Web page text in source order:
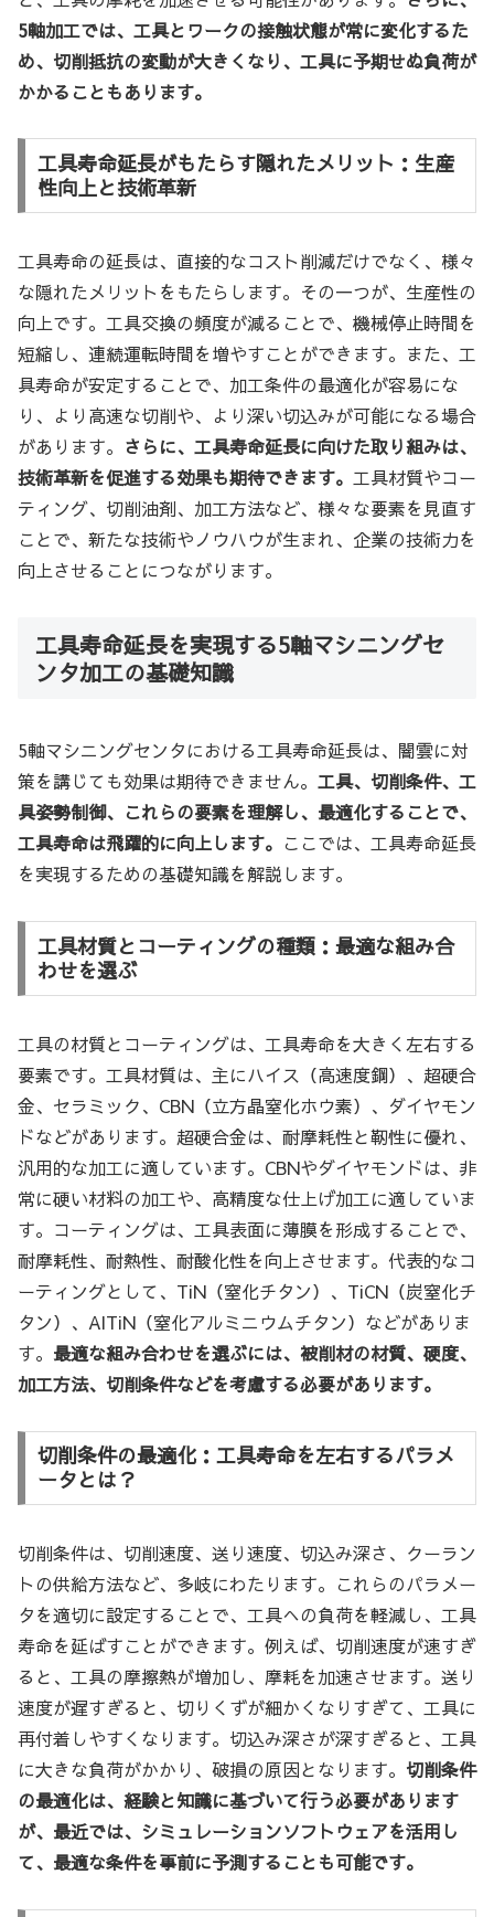
5軸加工では、工具とワークの接触状態が常に変化するた
め、切削抵抗の変動が大きくなり、工具に予期せぬ負荷が
かかることもあります。
工具寿命延長がもたらす隠れたメリット：生産
性向上と技術革新
工具寿命の延長は、直接的なコスト削減だけでなく、様々
な隠れたメリットをもたらします。その一つが、生産性の
向上です。工具交換の頻度が減ることで、機械停止時間を
短縮し、連続運転時間を増やすことができます。また、工
具寿命が安定することで、加工条件の最適化が容易にな
り、より高速な切削や、より深い切込みが可能になる場合
があります。 さらに、工具寿命延長に向けた取り組みは、
技術革新を促進する効果も期待できます。 工具材質やコー
ティング、切削油剤、加工方法など、様々な要素を見直す
ことで、新たな技術やノウハウが生まれ、企業の技術力を
向上させることにつながります。
工具寿命延長を実現する5軸マシニングセ
ンタ加工の基礎知識
5軸マシニングセンタにおける工具寿命延長は、闇雲に対
策を講じても効果は期待できません。 工具、切削条件、工
具姿勢制御、これらの要素を理解し、最適化することで、
工具寿命は飛躍的に向上します。 ここでは、工具寿命延長
を実現するための基礎知識を解説します。
工具材質とコーティングの種類：最適な組み合
わせを選ぶ
工具の材質とコーティングは、工具寿命を大きく左右する
要素です。工具材質は、主にハイス（高速度鋼）、超硬合
金、セラミック、CBN（立方晶窒化ホウ素）、ダイヤモン
ドなどがあります。超硬合金は、耐摩耗性と靭性に優れ、
汎用的な加工に適しています。CBNやダイヤモンドは、非
常に硬い材料の加工や、高精度な仕上げ加工に適していま
す。コーティングは、工具表面に薄膜を形成することで、
耐摩耗性、耐熱性、耐酸化性を向上させます。代表的なコ
ーティングとして、TiN（窒化チタン）、TiCN（炭窒化チ
タン）、AlTiN（窒化アルミニウムチタン）などがありま
す。 最適な組み合わせを選ぶには、被削材の材質、硬度、
加工方法、切削条件などを考慮する必要があります。
切削条件の最適化：工具寿命を左右するパラメ
ータとは？
切削条件は、切削速度、送り速度、切込み深さ、クーラン
トの供給方法など、多岐にわたります。これらのパラメー
タを適切に設定することで、工具への負荷を軽減し、工具
寿命を延ばすことができます。例えば、切削速度が速すぎ
ると、工具の摩擦熱が増加し、摩耗を加速させます。送り
速度が遅すぎると、切りくずが細かくなりすぎて、工具に
再付着しやすくなります。切込み深さが深すぎると、工具
に大きな負荷がかかり、破損の原因となります。 切削条件
の最適化は、経験と知識に基づいて行う必要があります
が、最近では、シミュレーションソフトウェアを活用し
て、最適な条件を事前に予測することも可能です。